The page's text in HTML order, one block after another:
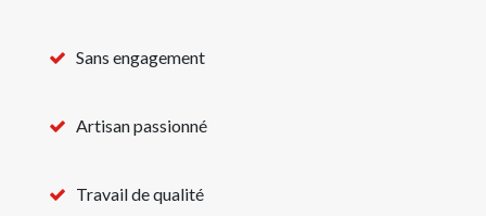
Sans engagement
Artisan passionné
Travail de qualité